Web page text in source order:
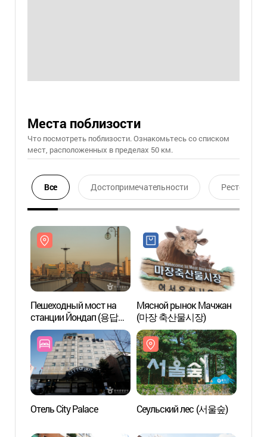
Места поблизости
Что посмотреть поблизости. Ознакомьтесь со списком
мест, расположенных в пределах 50 км.
Все Достопримечательности Ресторан
Пешеходный мост на
станции Йондап (용답역
육교)
Мясной рынок Мачжан
(마장 축산물시장)
Отель City Palace Сеульский лес (서울숲)